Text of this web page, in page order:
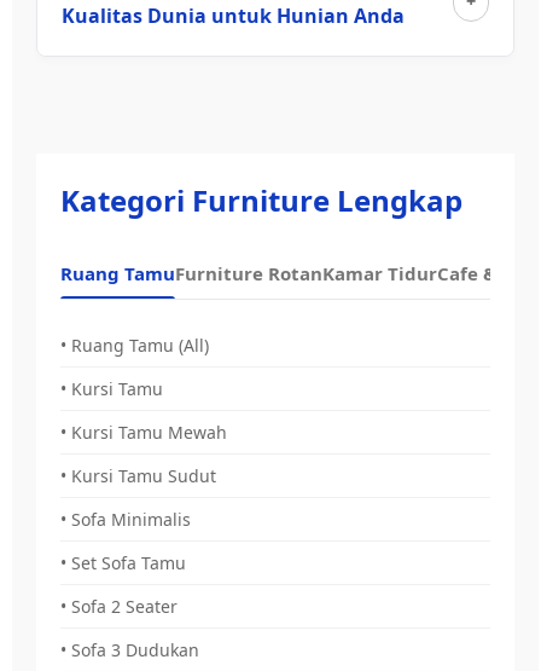
Kualitas Dunia untuk Hunian Anda
Kategori Furniture Lengkap
Ruang TamuFurniture RotanKamar TidurCafe &
• Ruang Tamu (All)
• Kursi Tamu
• Kursi Tamu Mewah
• Kursi Tamu Sudut
• Sofa Minimalis
• Set Sofa Tamu
• Sofa 2 Seater
• Sofa 3 Dudukan